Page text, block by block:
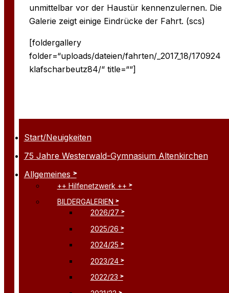
Start/Neuigkeiten
75 Jahre Westerwald-Gymnasium Altenkirchen
Allgemeines
++ Hilfenetzwerk ++
BILDERGALERIEN
2026/27
2025/26
2024/25
2023/24
2022/23
unmittelbar vor der Haustür kennenzulernen. Die
Galerie zeigt einige Eindrücke der Fahrt. (scs)
[foldergallery
folder=“uploads/dateien/fahrten/_2017_18/170924
klafscharbeutz84/“ title=““]